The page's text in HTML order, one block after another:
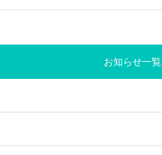
お知らせ一覧